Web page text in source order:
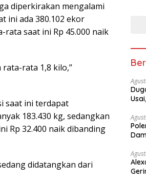
diperkirakan mengalami
ini ada 380.102 ekor
saat ini Rp 45.000 naik
rata 1,8 kilo,”
saat ini terdapat
183.430 kg, sedangkan
Rp 32.400 naik dibanding
didatangkan dari